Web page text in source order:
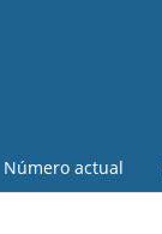
Número actual